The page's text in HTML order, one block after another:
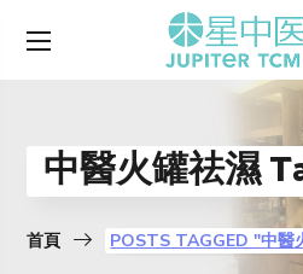
中醫火罐祛濕
首頁 POSTS TAGGED "中醫